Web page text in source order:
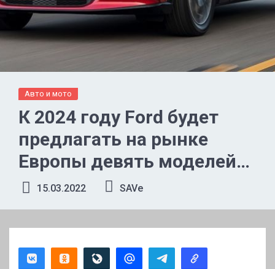
Авто и мото
К 2024 году Ford будет
предлагать на рынке
Европы девять моделей
электромобилей
15.03.2022 SAVe